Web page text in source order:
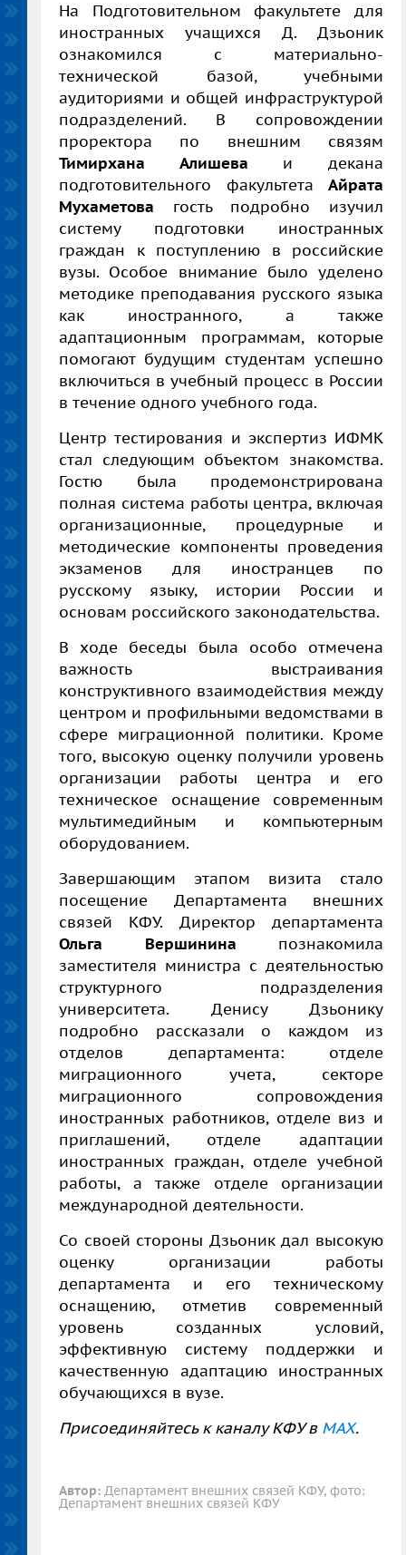
На Подготовительном факультете для
иностранных учащихся Д. Дзьоник
ознакомился с материально-
технической базой, учебными
аудиториями и общей инфраструктурой
подразделений. В сопровождении
проректора по внешним связям
Тимирхана Алишева и декана
подготовительного факультета Айрата
Мухаметова гость подробно изучил
систему подготовки иностранных
граждан к поступлению в российские
вузы. Особое внимание было уделено
методике преподавания русского языка
как иностранного, а также
адаптационным программам, которые
помогают будущим студентам успешно
включиться в учебный процесс в России
в течение одного учебного года.
Центр тестирования и экспертиз ИФМК
стал следующим объектом знакомства.
Гостю была продемонстрирована
полная система работы центра, включая
организационные, процедурные и
методические компоненты проведения
экзаменов для иностранцев по
русскому языку, истории России и
основам российского законодательства.
В ходе беседы была особо отмечена
важность выстраивания
конструктивного взаимодействия между
центром и профильными ведомствами в
сфере миграционной политики. Кроме
того, высокую оценку получили уровень
организации работы центра и его
техническое оснащение современным
мультимедийным и компьютерным
оборудованием.
Завершающим этапом визита стало
посещение Департамента внешних
связей КФУ. Директор департамента
Ольга Вершинина познакомила
заместителя министра с деятельностью
структурного подразделения
университета. Денису Дзьонику
подробно рассказали о каждом из
отделов департамента: отделе
миграционного учета, секторе
миграционного сопровождения
иностранных работников, отделе виз и
приглашений, отделе адаптации
иностранных граждан, отделе учебной
работы, а также отделе организации
международной деятельности.
Со своей стороны Дзьоник дал высокую
оценку организации работы
департамента и его техническому
оснащению, отметив современный
уровень созданных условий,
эффективную систему поддержки и
качественную адаптацию иностранных
обучающихся в вузе.
Присоединяйтесь к каналу КФУ в MAX.
Автор: Департамент внешних связей КФУ, фото:
Департамент внешних связей КФУ